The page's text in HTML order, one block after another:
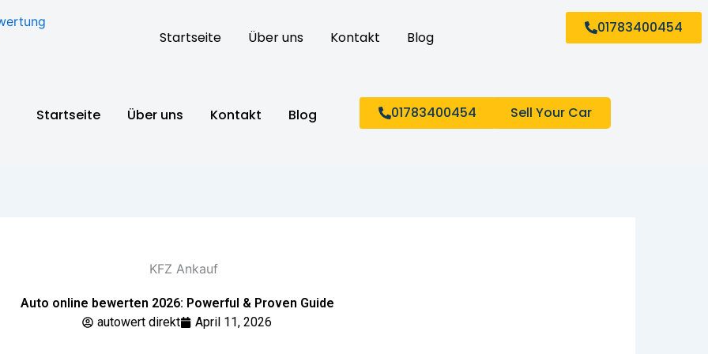
Startseite Über uns Kontakt Blog
01783400454
Startseite Über uns Kontakt Blog 01783400454 Sell Your Car
Auto online bewerten 2026: Powerful & Proven Guide
autowert direkt
April 11, 2026